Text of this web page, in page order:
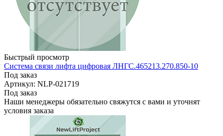
Быстрый просмотр
Система связи лифта цифровая ЛНГС.465213.270.850-10
Под заказ
Артикул: NLP-021719
Под заказ
Наши менеджеры обязательно свяжутся с вами и уточнят
условия заказа